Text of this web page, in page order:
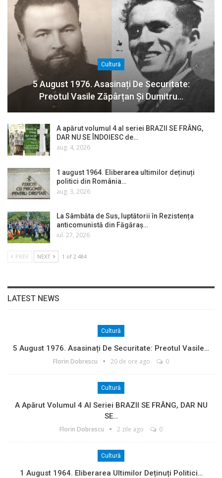
Cultură
5 August 1976. Asasinați De Securitate:
Preotul Vasile Zăpârțan Și Dumitru…
A apărut volumul 4 al seriei BRAZII SE FRÂNG,
DAR NU SE ÎNDOIESC de…
aug. 4, 2026
1 august 1964. Eliberarea ultimilor deținuți
politici din România…
aug. 3, 2026
La Sâmbăta de Sus, luptătorii în Rezistența
anticomunistă din Făgăraș…
iul. 27, 2026
PREV NEXT 1 of 2.484
LATEST NEWS
Cultură
5 August 1976. Asasinați De Securitate: Preotul Vasile…
Florin Dobrescu 20 de ore ago 0
Cultură
A Apărut Volumul 4 Al Seriei BRAZII SE FRÂNG, DAR NU
SE…
Florin Dobrescu 2 zile ago 0
Cultură
1 August 1964. Eliberarea Ultimilor Deținuți Politici…